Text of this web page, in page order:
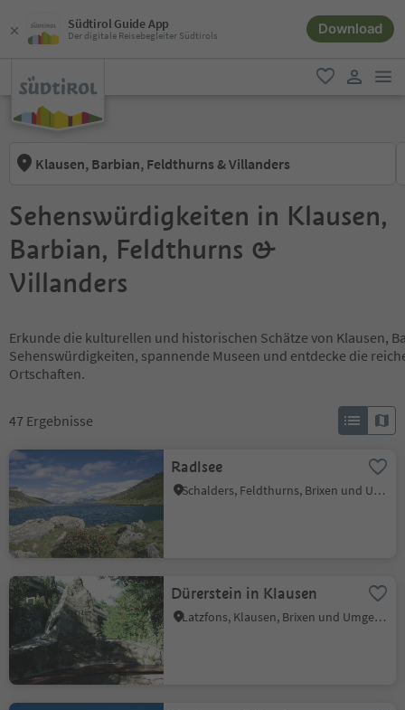
Südtirol Guide App
Der digitale Reisebegleiter Südtirols Download
favorit
Klausen, Barbian, Feldthurns & Villanders
Sehenswürdigkeiten in Klausen,
Barbian, Feldthurns &
Villanders
Erkunde die kulturellen und historischen Schätze von Klausen,
Sehenswürdigkeiten, spannende Museen und entdecke die
Ortschaften.
47 Ergebnisse
Radlsee
Schalders, Feldthurns, Brixen und Umgebung
Dürerstein in Klausen
Latzfons, Klausen, Brixen und Umgebung